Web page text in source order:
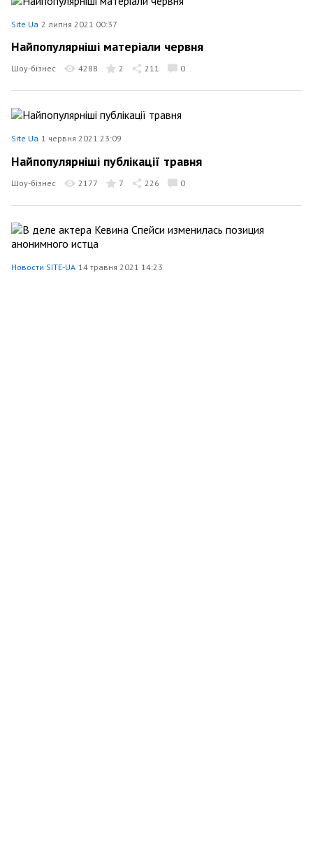
Site Ua 2 липня 2021 00:37
Найпопулярніші матеріали червня
Шоу-бізнес 4288 2 211 0
Site Ua 1 червня 2021 23:09
Найпопулярніші публікації травня
Шоу-бізнес 2177 7 226 0
Новости SITE-UA 14 травня 2021 14:23